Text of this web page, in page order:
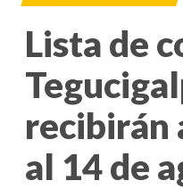
Lista de
recibirán
al 14 de